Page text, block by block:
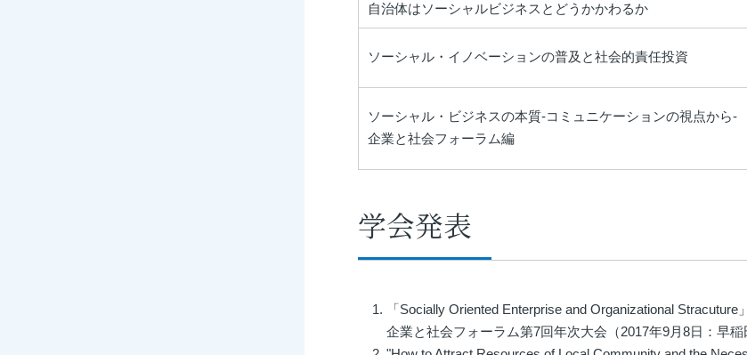
自治体はソーシャルビジネスとどうかかわるか
ソーシャル・イノベーションの普及と社会的責任投資
ソーシャル・ビジネスの本質-コミュニケーションの視点から-
企業と社会フォーラム編
学会発表
「Socially Oriented Enterprise and Organizational Stracuture」
企業と社会フォーラム第7回年次大会（2017年9月8日：早稲